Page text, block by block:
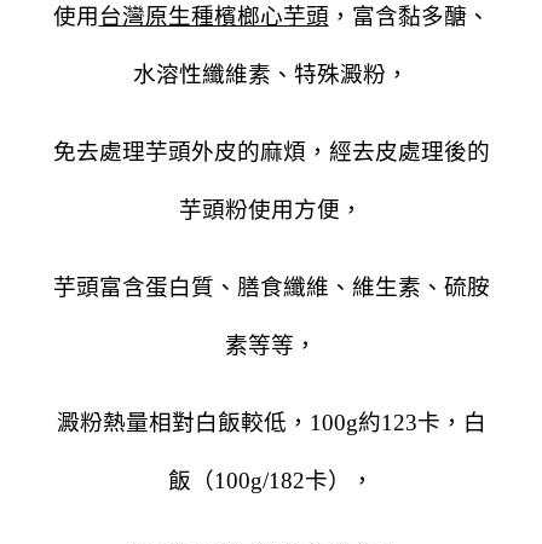
使用 台灣原生種檳榔心芋頭 ，富含黏多醣、
水溶性纖維素、特殊澱粉，
免去處理芋頭外皮的麻煩，經去皮處理後的
芋頭粉使用方便，
芋頭富含蛋白質、膳食纖維、維生素、硫胺
素等等，
澱粉熱量相對白飯較低， 100g約123卡，白
飯（100g/182卡），